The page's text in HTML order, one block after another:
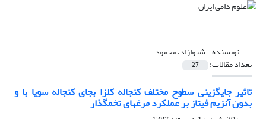
نویسنده =شیوازاد، محمود
تعداد مقالات: 27
تاثیر جایگزینی سطوح مختلف کنجاله کلزا بجای کنجاله سویا با و
بدون آنزیم فیتاز بر عملکرد مرغهای تخمگذار